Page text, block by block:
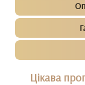
Цікава